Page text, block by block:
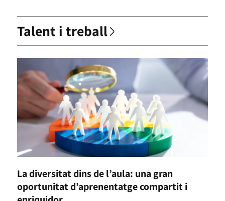
Talent i treball
La diversitat dins de l’aula: una gran
oportunitat d’aprenentatge compartit i